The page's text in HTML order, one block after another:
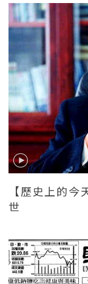
【歷史上的
世